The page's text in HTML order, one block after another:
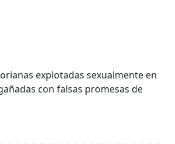
explotadas sexualmente en
con falsas promesas de